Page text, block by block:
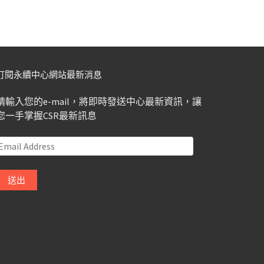
閱永續中心網站最新消息
輸入您的e-mail，將即時發送中心最新資訊，讓
一手掌握CSR最新訊息